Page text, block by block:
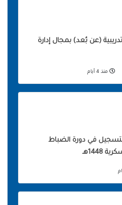
(عن بُعد) بمجال إدارة
منذ 4 أيام
في دورة الضباط